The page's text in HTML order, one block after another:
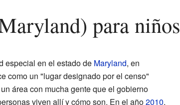
para niños
especial en el estado de Maryland, en
como un "lugar designado por el censo"
área con mucha gente que el gobierno
viven allí y cómo son. En el año2010,